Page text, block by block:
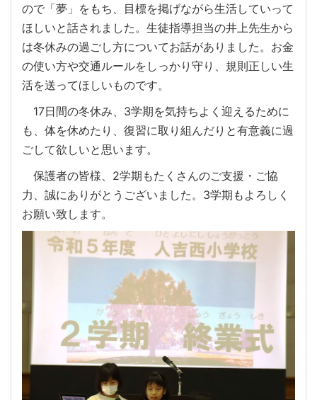
ので「夢」をもち、目標を掲げながら生活していって
ほしいと話されました。生徒指導担当の井上先生から
は冬休みの過ごし方についてお話がありました。お金
の使い方や交通ルールをしっかり守り、規則正しい生
活を送ってほしいものです。
17日間の冬休み、3学期を気持ちよく迎えるために
も、体を休めたり、復習に取り組んだりと有意義に過
ごして欲しいと思います。
保護者の皆様、2学期もたくさんのご支援・ご協
力、誠にありがとうございました。3学期もよろしく
お願い致します。